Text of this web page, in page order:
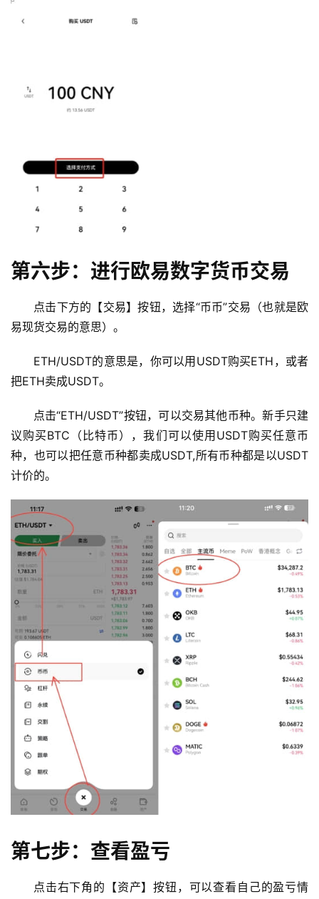
分
币
见
问
题
第六步：进行欧易数字货币交易
点击下方的【交易】按钮，选择“币币”交易（也就是欧
易现货交易的意思）。
ETH/USDT的意思是，你可以用USDT购买ETH，或者
把ETH卖成USDT。
点击“ETH/USDT”按钮，可以交易其他币种。新手只建
议购买BTC（比特币），我们可以使用USDT购买任意币
种，也可以把任意币种都卖成USDT,所有币种都是以USDT
计价的。
第七步：查看盈亏
点击右下角的【资产】按钮，可以查看自己的盈亏情